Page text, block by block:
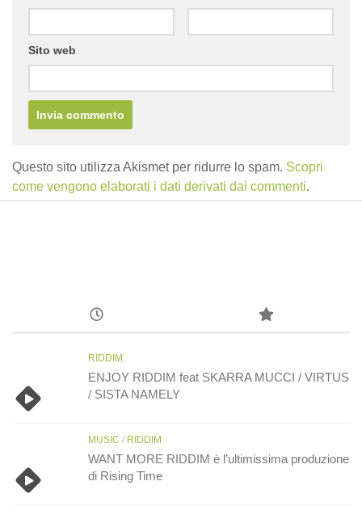
Sito web
Questo sito utilizza Akismet per ridurre lo spam. Scopri
come vengono elaborati i dati derivati dai commenti.
RIDDIM
ENJOY RIDDIM feat SKARRA MUCCI / VIRTUS
/ SISTA NAMELY
MUSIC / RIDDIM
WANT MORE RIDDIM è l’ultimissima produzione
di Rising Time